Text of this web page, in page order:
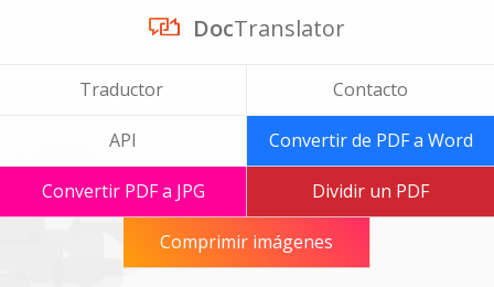
DocTranslator
Traductor Contacto
API Convertir de PDF a Word
Convertir PDF a JPG Dividir un PDF
Comprimir imágenes